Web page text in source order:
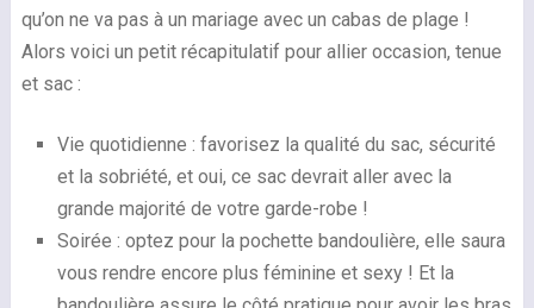
qu’on ne va pas à un mariage avec un cabas de plage !
Alors voici un petit récapitulatif pour allier occasion, tenue
et sac :
Vie quotidienne : favorisez la qualité du sac, sécurité
et la sobriété, et oui, ce sac devrait aller avec la
grande majorité de votre garde-robe !
Soirée : optez pour la pochette bandoulière, elle saura
vous rendre encore plus féminine et sexy ! Et la